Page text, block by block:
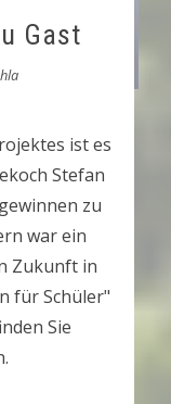
Gast
ist es
Stefan
zu
war ein
Zukunft in
für Schüler"
Sie